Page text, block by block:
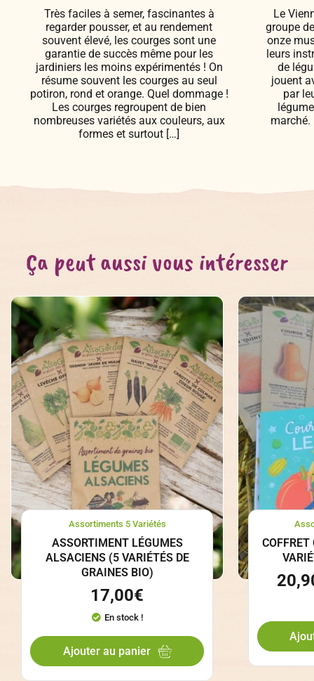
Très faciles à semer, fascinantes à
regarder pousser, et au rendement
souvent élevé, les courges sont une
garantie de succès même pour les
jardiniers les moins expérimentés ! On
résume souvent les courges au seul
potiron, rond et orange. Quel dommage !
Les courges regroupent de bien
nombreuses variétés aux couleurs, aux
formes et surtout […]
Le
groupe
onze
leurs
de
jouent
par
marché.
Ça peut aussi vous intéresser
Assortiments 5 Variétés
ASSORTIMENT LÉGUMES
ALSACIENS (5 VARIÉTÉS DE
GRAINES BIO)
17,00€
En stock !
Ajouter au panier
COFFRET